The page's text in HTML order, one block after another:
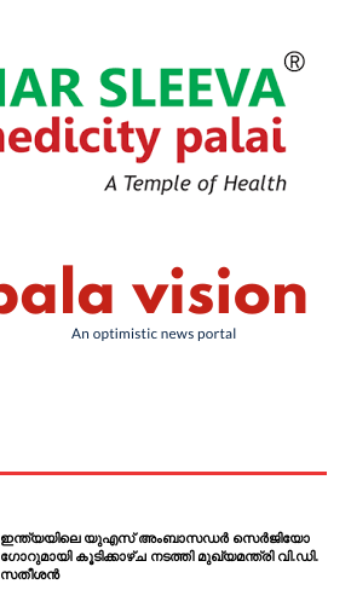
ഇന്ത്യയിലെ യുഎസ് അംബാസഡർ സെർജിയോ
ഗോറുമായി കൂടിക്കാഴ്ച നടത്തി മുഖ്യമന്ത്രി വി.ഡി.
സതീശൻ